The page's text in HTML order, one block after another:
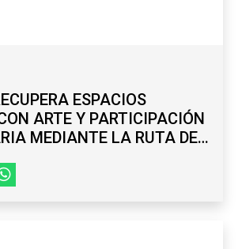
ESPACIOS
ARTE Y PARTICIPACIÓN
MEDIANTE LA RUTA DE